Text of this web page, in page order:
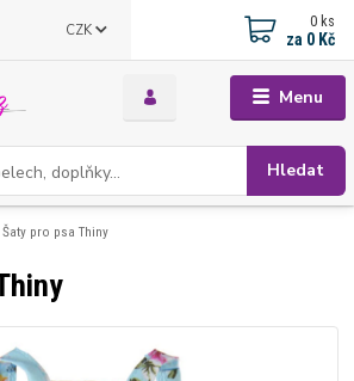
Menu
CZK
Hledat
0 ks
za 0 Kč
Šaty pro psa Thiny